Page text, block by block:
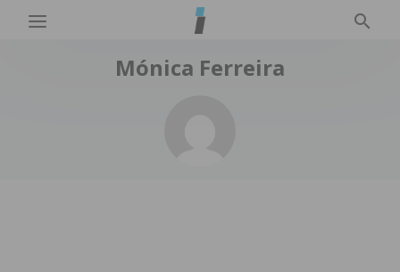
Mónica Ferreira